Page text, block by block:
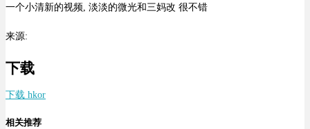
一个小清新的视频, 淡淡的微光和三妈改 很不错
来源:
下载
下载 hkor
相关推荐